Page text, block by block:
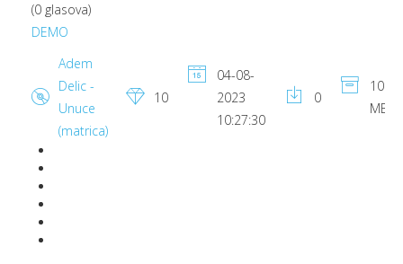
(0 glasova)
DEMO
Adem
Delic -
Unuce
(matrica)
10
04-08-
2023
10:27:30
0
10.68
MB